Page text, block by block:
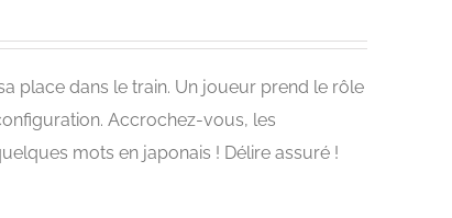
place dans le train. Un joueur prend le rôle
Accrochez-vous, les
mots en japonais ! Délire assuré !